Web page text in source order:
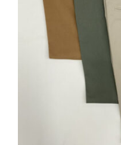
ΚΑΜΠΑΡΝΤΙΝΑ